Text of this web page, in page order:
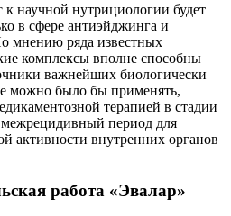
научной нутрициологии будет
в сфере антиэйджинга и
мнению ряда известных
комплексы вполне способны
важнейших биологически
можно было бы применять,
терапией в стадии
период для
активности внутренних органов
работа «Эвалар»